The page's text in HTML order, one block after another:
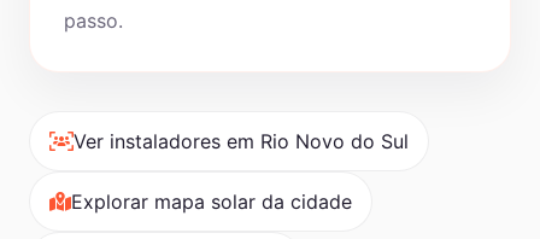
passo.
Ver instaladores em Rio Novo do Sul
Explorar mapa solar da cidade